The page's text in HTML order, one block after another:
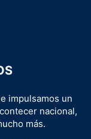
impulsamos un
nacional,
más.